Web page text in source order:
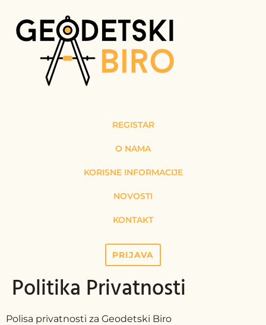
REGISTAR
O NAMA
KORISNE INFORMACIJE
NOVOSTI
KONTAKT
PRIJAVA
Politika Privatnosti
Polisa privatnosti za Geodetski Biro